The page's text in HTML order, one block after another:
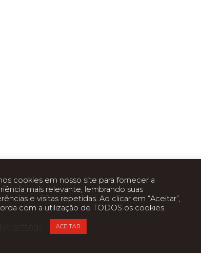
cookies em nosso site para fornecer a
mais relevante, lembrando suas
e visitas repetidas. Ao clicar em “Aceitar”,
com a utilização de TODOS os cookies.
ACEITAR